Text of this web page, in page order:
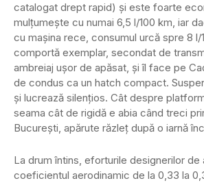
catalogat drept rapid) și este foarte
mulțumește cu numai 6,5 l/100 km, iar
cu mașina rece, consumul urcă spre 8 l/
comportă exemplar, secondat de
ambreiaj ușor de apăsat, și îl face pe
de condus ca un hatch compact.
și lucrează silențios. Cât despre
seama cât de rigidă e abia când treci
București, apărute răzleț după o iarnă
La drum întins, eforturile designerilor de
coeficientul aerodinamic de la 0,33 la